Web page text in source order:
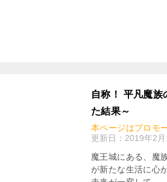
自称！ 平凡魔
た結果～
本ページはプロモ
更新日： 2019年2月
魔王城にある、魔
が新たな生活に心